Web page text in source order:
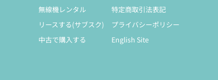
無線機レンタル
リースする(サブスク)
中古で購入する
特定商取引法表記
プライバシーポリシー
English Site